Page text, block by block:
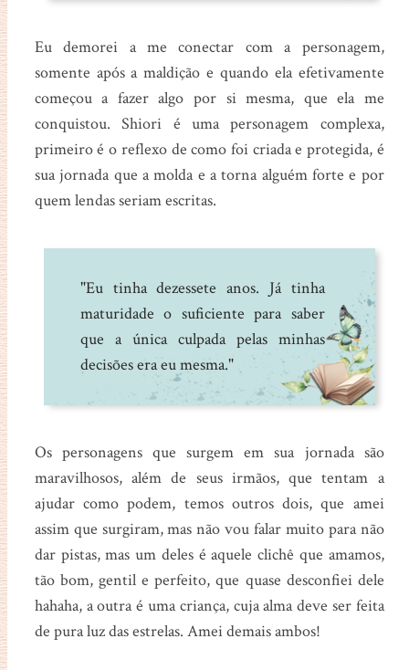
Eu demorei a me conectar com a personagem,
somente após a maldição e quando ela efetivamente
começou a fazer algo por si mesma, que ela me
conquistou. Shiori é uma personagem complexa,
primeiro é o reflexo de como foi criada e protegida, é
sua jornada que a molda e a torna alguém forte e por
quem lendas seriam escritas.
"Eu tinha dezessete anos. Já tinha
maturidade o suficiente para saber
que a única culpada pelas minhas
decisões era eu mesma."
Os personagens que surgem em sua jornada são
maravilhosos, além de seus irmãos, que tentam a
ajudar como podem, temos outros dois, que amei
assim que surgiram, mas não vou falar muito para não
dar pistas, mas um deles é aquele clichê que amamos,
tão bom, gentil e perfeito, que quase desconfiei dele
hahaha, a outra é uma criança, cuja alma deve ser feita
de pura luz das estrelas. Amei demais ambos!